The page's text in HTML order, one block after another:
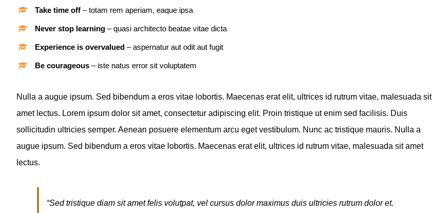
Take time off – totam rem aperiam, eaque ipsa
Never stop learning – quasi architecto beatae vitae dicta
Experience is overvalued – aspernatur aut odit aut fugit
Be courageous – iste natus error sit voluptatem
Nulla a augue ipsum. Sed bibendum a eros vitae lobortis. Maecenas erat elit, ultrices id rutrum vitae, malesuada sit
amet lectus. Lorem ipsum dolor sit amet, consectetur adipiscing elit. Proin tristique ut enim sed facilisis. Duis
sollicitudin ultricies semper. Aenean posuere elementum arcu eget vestibulum. Nunc ac tristique mauris. Nulla a
augue ipsum. Sed bibendum a eros vitae lobortis. Maecenas erat elit, ultrices id rutrum vitae, malesuada sit amet
lectus.
“Sed tristique diam sit amet felis volutpat, vel cursus dolor maximus duis ultricies rutrum dolor et.